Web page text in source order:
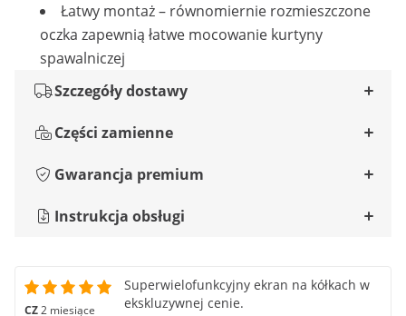
Łatwy montaż – równomiernie rozmieszczone
oczka zapewnią łatwe mocowanie kurtyny
spawalniczej
Szczegóły dostawy
Części zamienne
Gwarancja premium
Instrukcja obsługi
CZ2 miesiące
Superwielofunkcyjny ekran na kółkach w
ekskluzywnej cenie.